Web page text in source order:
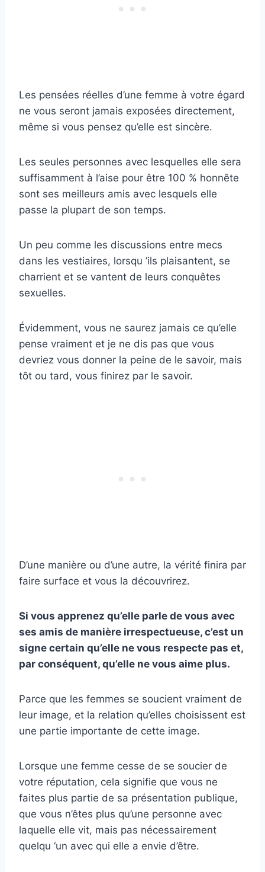
Les pensées réelles d’une femme à votre égard
ne vous seront jamais exposées directement,
même si vous pensez qu’elle est sincère.
Les seules personnes avec lesquelles elle sera
suffisamment à l’aise pour être 100 % honnête
sont ses meilleurs amis avec lesquels elle
passe la plupart de son temps.
Un peu comme les discussions entre mecs
dans les vestiaires, lorsqu ’ils plaisantent, se
charrient et se vantent de leurs conquêtes
sexuelles.
Évidemment, vous ne saurez jamais ce qu’elle
pense vraiment et je ne dis pas que vous
devriez vous donner la peine de le savoir, mais
tôt ou tard, vous finirez par le savoir.
D’une manière ou d’une autre, la vérité finira par
faire surface et vous la découvrirez.
Si vous apprenez qu’elle parle de vous avec
ses amis de manière irrespectueuse, c’est un
signe certain qu’elle ne vous respecte pas et,
par conséquent, qu’elle ne vous aime plus.
Parce que les femmes se soucient vraiment de
leur image, et la relation qu’elles choisissent est
une partie importante de cette image.
Lorsque une femme cesse de se soucier de
votre réputation, cela signifie que vous ne
faites plus partie de sa présentation publique,
que vous n’êtes plus qu’une personne avec
laquelle elle vit, mais pas nécessairement
quelqu ‘un avec qui elle a envie d’être.